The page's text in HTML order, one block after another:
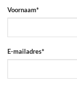
Voornaam*
E-mailadres*